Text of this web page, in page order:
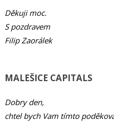
Děkuji moc.
S pozdravem
Filip Zaorálek
MALEŠICE CAPITALS
Dobry den,
chtel bych Vam tímto